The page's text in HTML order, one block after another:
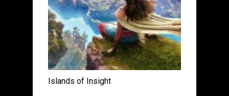
Islands of Insight